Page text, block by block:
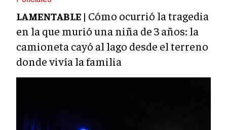
LAMENTABLE | Cómo ocurrió la tragedia
en la que murió una niña de 3 años: la
camioneta cayó al lago desde el terreno
donde vivía la familia